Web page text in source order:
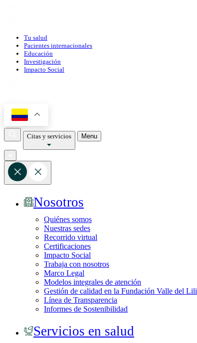
Tu salud
Pacientes internacionales
Educación
Investigación
Impacto Social
Citas y servicios Menu
Nosotros
Quiénes somos
Nuestras sedes
Recorrido virtual
Certificaciones
Impacto Social
Trabaja con nosotros
Marco Legal
Modelos integrales de atención
Gestión de calidad en la Fundación Valle del Lili
Línea de Transparencia
Informes de Sostenibilidad
Servicios en salud